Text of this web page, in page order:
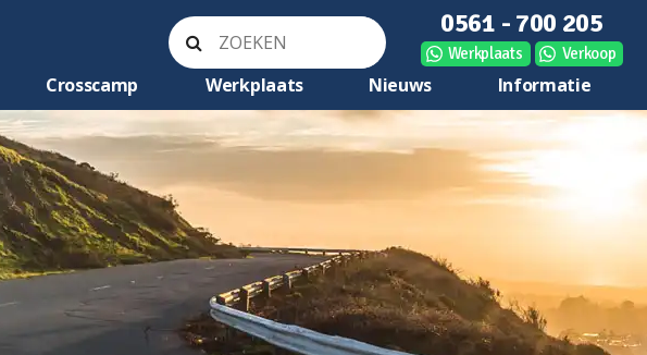
0561 - 700 205
Werkplaats Verkoop
Crosscamp Werkplaats Nieuws Informatie